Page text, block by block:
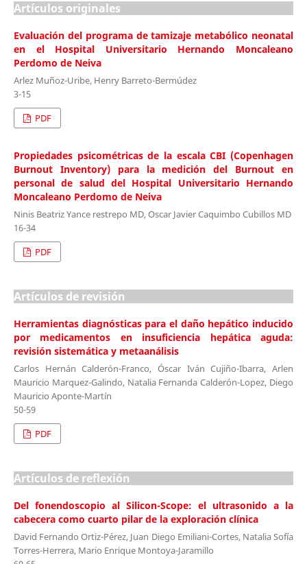
Artículos originales
Evaluación del programa de tamizaje metabólico neonatal
en el Hospital Universitario Hernando Moncaleano
Perdomo de Neiva
Arlez Muñoz-Uribe, Henry Barreto-Bermúdez
3-15
PDF
Propiedades psicométricas de la escala CBI (Copenhagen
Burnout Inventory) para la medición del Burnout en
personal de salud del Hospital Universitario Hernando
Moncaleano Perdomo de Neiva
Ninis Beatriz Yance restrepo MD, Oscar Javier Caquimbo Cubillos MD
16-34
PDF
Artículos de revisión
Herramientas diagnósticas para el daño hepático inducido
por medicamentos en insuficiencia hepática aguda:
revisión sistemática y metaanálisis
Carlos Hernán Calderón-Franco, Óscar Iván Cujiño-Ibarra, Arlen
Mauricio Marquez-Galindo, Natalia Fernanda Calderón-Lopez, Diego
Mauricio Aponte-Martín
50-59
PDF
Artículos de reflexión
Del fonendoscopio al Silicon-Scope: el ultrasonido a la
cabecera como cuarto pilar de la exploración clínica
David Fernando Ortiz-Pérez, Juan Diego Emiliani-Cortes, Natalia Sofía
Torres-Herrera, Mario Enrique Montoya-Jaramillo